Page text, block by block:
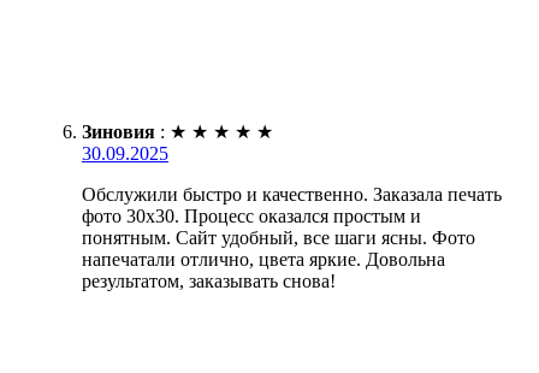
Зиновия : ★ ★ ★ ★ ★
30.09.2025
Обслужили быстро и качественно. Заказала печать
фото 30х30. Процесс оказался простым и
понятным. Сайт удобный, все шаги ясны. Фото
напечатали отлично, цвета яркие. Довольна
результатом, заказывать снова!